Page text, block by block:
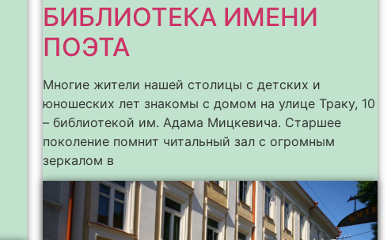
БИБЛИОТЕКА ИМЕНИ
ПОЭТА
Многие жители нашей столицы с детских и
юношеских лет знакомы с домом на улице Траку, 10
– библиотекой им. Адама Мицкевича. Старшее
поколение помнит читальный зал с огромным
зеркалом в